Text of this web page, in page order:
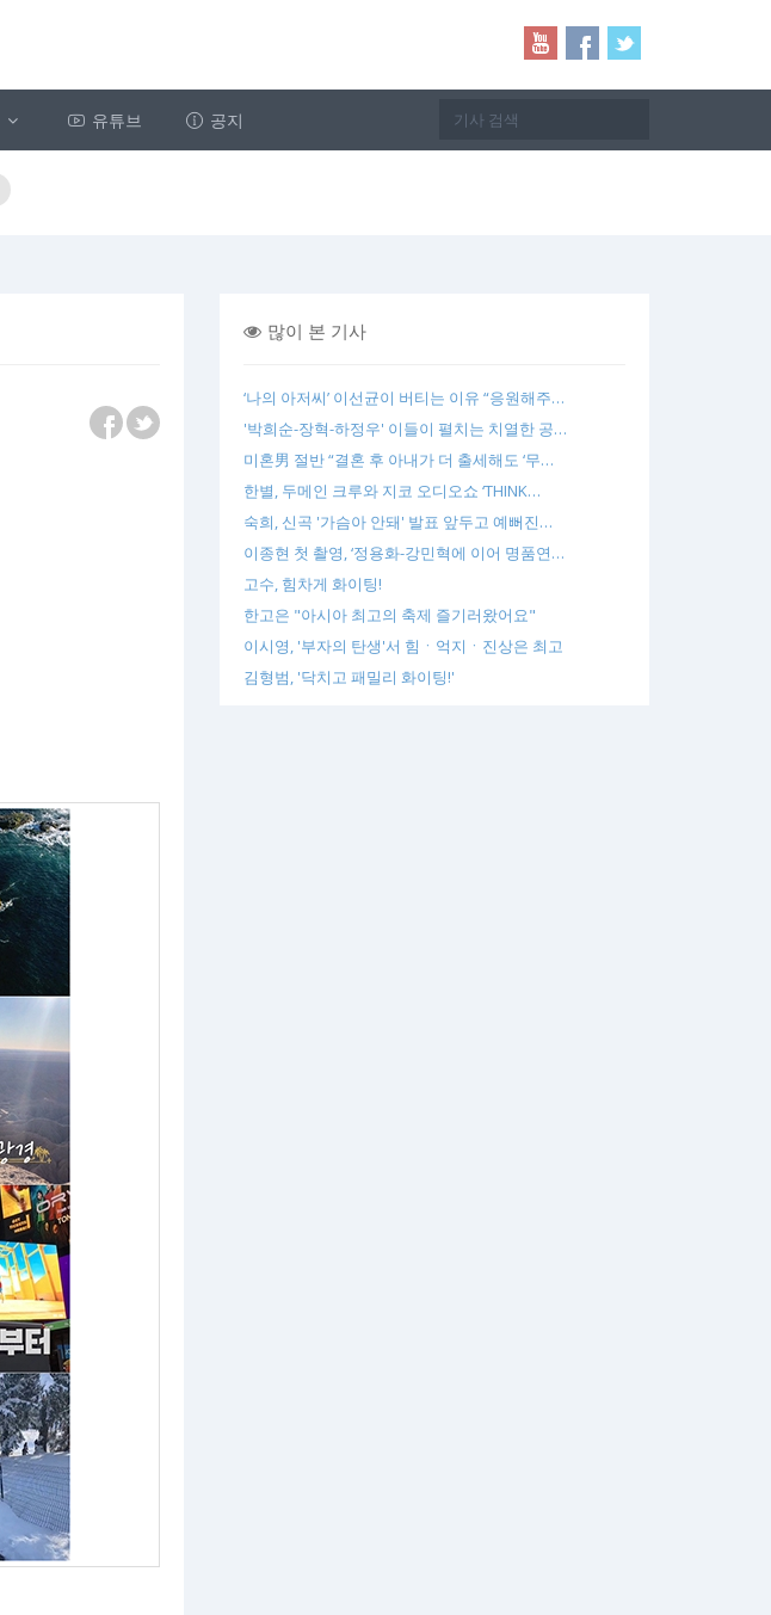
유튜브 공지
많이 본 기사
‘나의 아저씨’ 이선균이 버티는 이유 “응원해주…
'박희순-장혁-하정우' 이들이 펼치는 치열한 공…
미혼男 절반 “결혼 후 아내가 더 출세해도 ‘무…
한별, 두메인 크루와 지코 오디오쇼 ‘THINK…
숙희, 신곡 '가슴아 안돼' 발표 앞두고 예뻐진…
이종현 첫 촬영, ‘정용화-강민혁에 이어 명품연…
고수, 힘차게 화이팅!
한고은 "아시아 최고의 축제 즐기러왔어요"
이시영, '부자의 탄생'서 힘ㆍ억지ㆍ진상은 최고
김형범, '닥치고 패밀리 화이팅!'